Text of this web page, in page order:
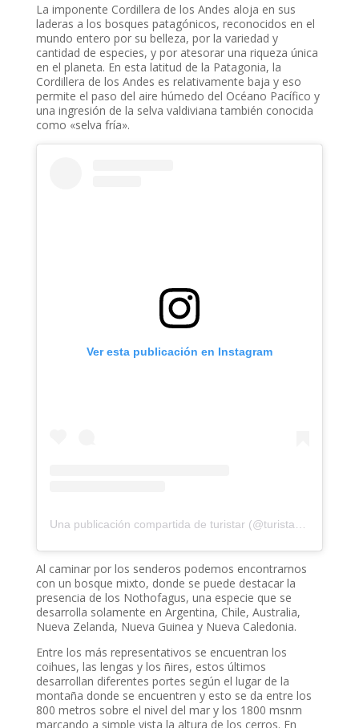
La imponente Cordillera de los Andes aloja en sus
laderas a los bosques patagónicos, reconocidos en el
mundo entero por su belleza, por la variedad y
cantidad de especies, y por atesorar una riqueza única
en el planeta. En esta latitud de la Patagonia, la
Cordillera de los Andes es relativamente baja y eso
permite el paso del aire húmedo del Océano Pacífico y
una ingresión de la selva valdiviana también conocida
como «selva fría».
Ver esta publicación en Instagram
Una publicación compartida de turistar (@turistarnews)
Al caminar por los senderos podemos encontrarnos
con un bosque mixto, donde se puede destacar la
presencia de los Nothofagus, una especie que se
desarrolla solamente en Argentina, Chile, Australia,
Nueva Zelanda, Nueva Guinea y Nueva Caledonia.
Entre los más representativos se encuentran los
coihues, las lengas y los ñires, estos últimos
desarrollan diferentes portes según el lugar de la
montaña donde se encuentren y esto se da entre los
800 metros sobre el nivel del mar y los 1800 msnm
marcando a simple vista la altura de los cerros. En